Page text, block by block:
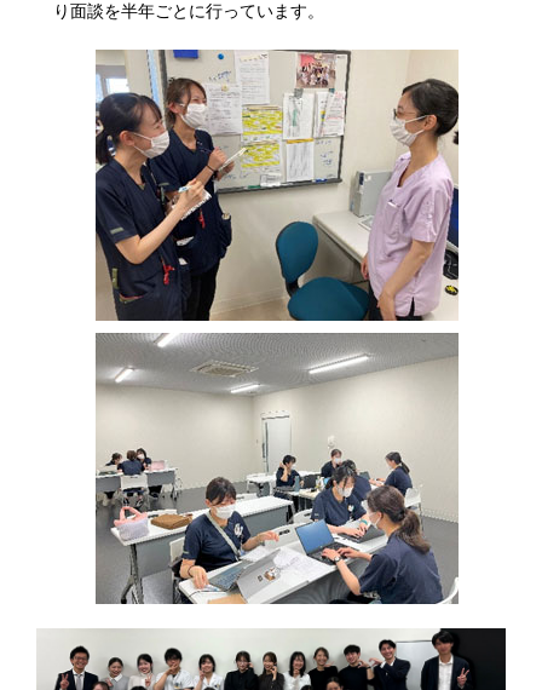
り面談を半年ごとに行っています。